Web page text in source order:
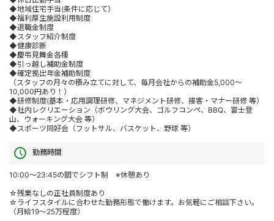
◆地域住宅手当(条件に応じて）
◆福利厚生施設利用制度
◆退職金制度
◆スタッフ紹介制度
◆健康診断
◆慶弔見舞金各種
◆引っ越し補助金制度
◆確定拠出年金補助制度
（スタッフの月々の積み立てに対して、毎月会社からの補助金5,000～
10,000円あり！）
◆研修制度(基本・応用調理研修、マネジメント研修、接客・マナー研修 等）
◆社内レクリエーション（ボウリング大会、ゴルフコンペ、BBQ、富士登
山、ウォーキング大会 等）
◆スポーツ同好会（フットサル、バスケット、野球 等）
勤務時間
10:00～23:45の間でシフト制 ※休憩あり
☆残業なしの正社員制度あり
☆ライフスタイルに合わせた勤務形態で働けます。お気軽にご相談下さい。
（月給19～25万程度）